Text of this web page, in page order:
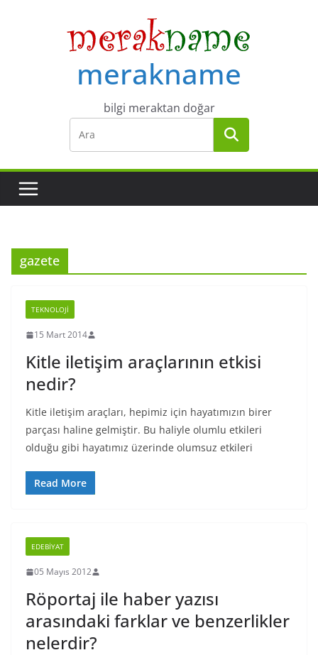
merakname
bilgi meraktan doğar
gazete
TEKNOLOJI
15 Mart 2014
Kitle iletişim araçlarının etkisi
nedir?
Kitle iletişim araçları, hepimiz için hayatımızın birer
parçası haline gelmiştir. Bu haliyle olumlu etkileri
olduğu gibi hayatımız üzerinde olumsuz etkileri
Read More
EDEBIYAT
05 Mayıs 2012
Röportaj ile haber yazısı
arasındaki farklar ve benzerlikler
nelerdir?